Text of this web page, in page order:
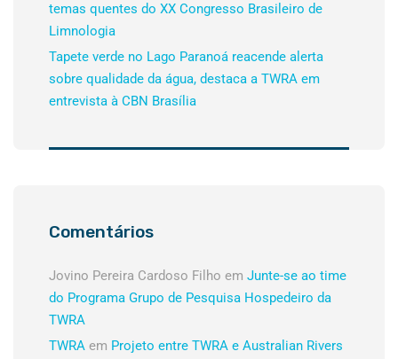
temas quentes do XX Congresso Brasileiro de
Limnologia
Tapete verde no Lago Paranoá reacende alerta
sobre qualidade da água, destaca a TWRA em
entrevista à CBN Brasília
Comentários
Jovino Pereira Cardoso Filho em Junte-se ao time
do Programa Grupo de Pesquisa Hospedeiro da
TWRA
TWRA em Projeto entre TWRA e Australian Rivers